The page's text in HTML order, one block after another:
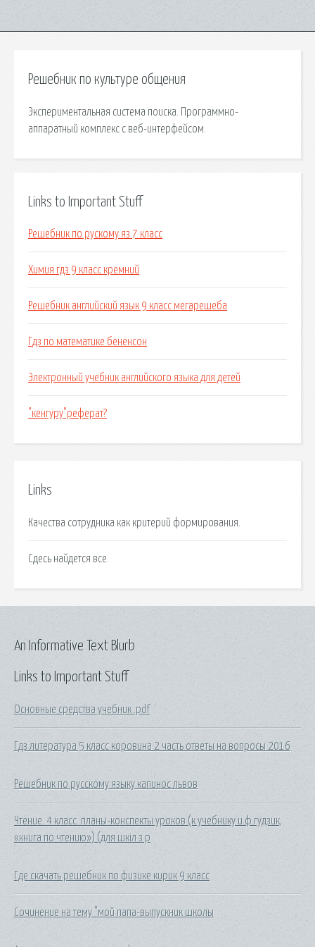
Решебник по культуре общения
Экспериментальная система поиска. Программно-
аппаратный комплекс с веб-интерфейсом.
Links to Important Stuff
Решебник по рускому яз 7 класс
Химия гдз 9 класс кремний
Решебник английский язык 9 класс мегарешеба
Гдз по математике бененсон
Электронный учебник английского языка для детей
"кенгуру"реферат?
Links
Качества сотрудника как критерий формирования.
Сдесь найдется все.
Links to Important Stuff
Основные средства учебник .pdf
Гдз литература 5 класс коровина 2 часть ответы на вопросы 2016
Решебник по русскому языку капинос львов
Чтение. 4 класс. планы-конспекты уроков (к учебнику и.ф.гудзик,
«книга по чтению») (для шкіл з р
Где скачать решебник по физике кирик 9 класс
Сочинение на тему "мой папа-выпускник школы
An Informative Text Blurb